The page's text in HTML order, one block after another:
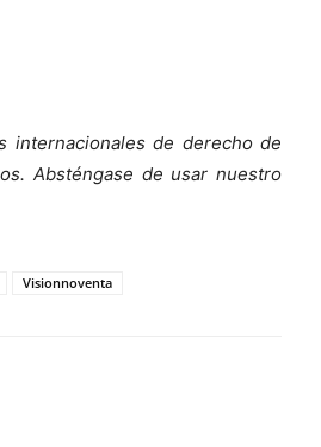
internacionales de derecho de
Absténgase de usar nuestro
Visionnoventa